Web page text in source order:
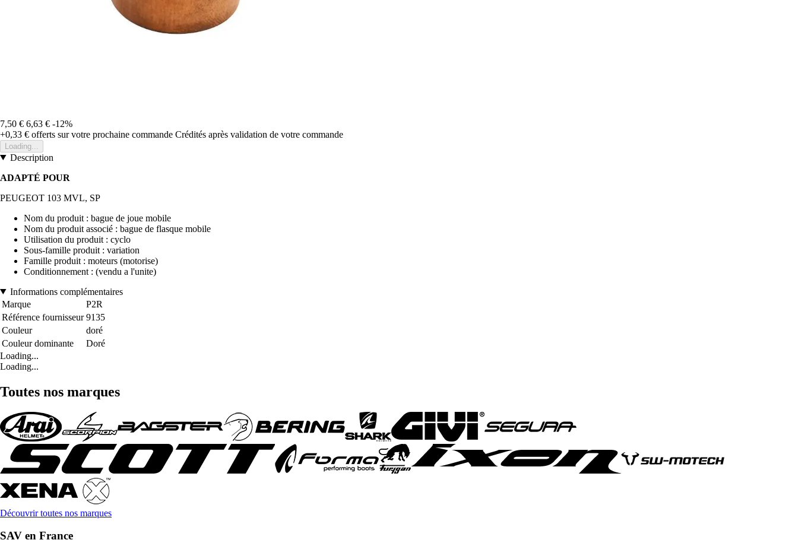
7,50 € 6,63 € -12%
+0,33 € offerts sur votre prochaine commande Crédités après validation de votre commande
Loading...
Description
ADAPTÉ POUR
PEUGEOT 103 MVL, SP
Nom du produit : bague de joue mobile
Nom du produit associé : bague de flasque mobile
Utilisation du produit : cyclo
Sous-famille produit : variation
Famille produit : moteurs (motorise)
Conditionnement : (vendu a l'unite)
Informations complémentaires
Marque
P2R
Référence fournisseur 9135
Couleur
doré
Couleur dominante
Doré
Loading...
Loading...
Toutes nos marques
Découvrir toutes nos marques
SAV en France